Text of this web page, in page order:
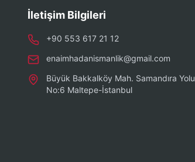
İletişim Bilgileri
+90 553 617 21 12
enaimhadanismanlik@gmail.com
Büyük Bakkalköy Mah. Samandıra Yolu
No:6 Maltepe-İstanbul